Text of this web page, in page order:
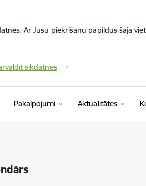
Ar Jūsu piekrišanu papildus šajā
sīkdatnes
Pakalpojumi Aktualitātes